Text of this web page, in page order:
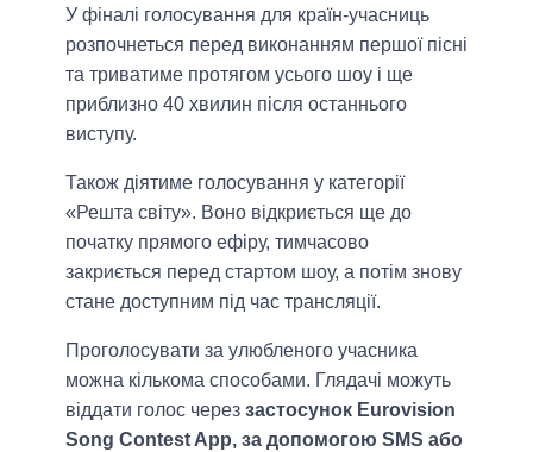
У фіналі голосування для країн-учасниць
розпочнеться перед виконанням першої пісні
та триватиме протягом усього шоу і ще
приблизно 40 хвилин після останнього
виступу.
Також діятиме голосування у категорії
«Решта світу». Воно відкриється ще до
початку прямого ефіру, тимчасово
закриється перед стартом шоу, а потім знову
стане доступним під час трансляції.
Проголосувати за улюбленого учасника
можна кількома способами. Глядачі можуть
віддати голос через застосунок Eurovision
Song Contest App, за допомогою SMS або